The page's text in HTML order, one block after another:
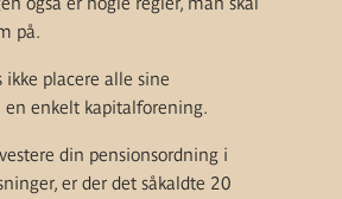
på.
ikke placere alle sine
en enkelt kapitalforening.
din pensionsordning i
er der det såkaldte 20